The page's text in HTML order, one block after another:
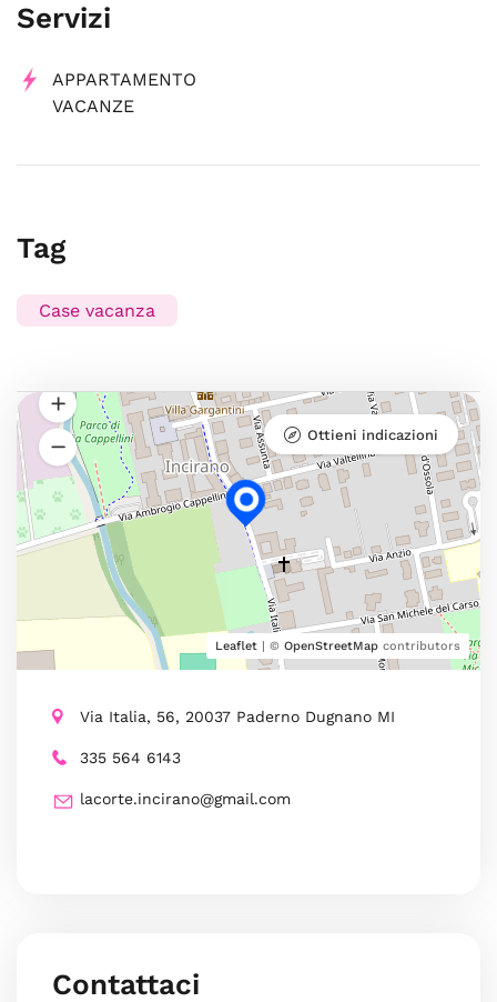
Servizi
APPARTAMENTO
VACANZE
Tag
Case vacanza
Leaflet | © OpenStreetMap contributors
Ottieni indicazioni
Via Italia, 56, 20037 Paderno Dugnano MI
335 564 6143
lacorte.incirano@gmail.com
Contattaci